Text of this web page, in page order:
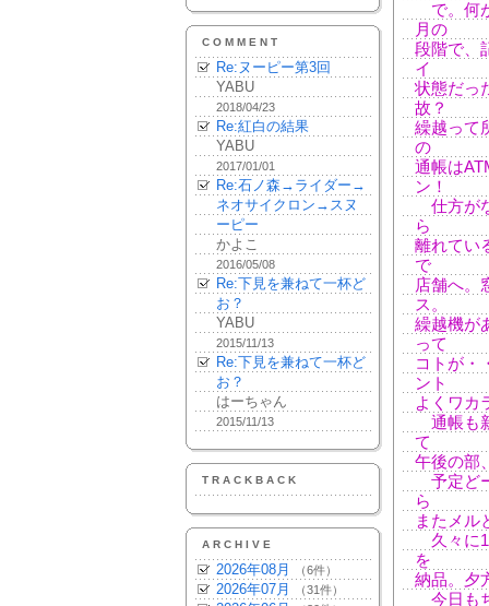
COMMENT
Re:ヌーピー第3回
YABU
2018/04/23
Re:紅白の結果
YABU
2017/01/01
Re:石ノ森→ライダー→
ネオサイクロン→スヌ
ーピー
かよこ
2016/05/08
Re:下見を兼ねて一杯ど
お？
YABU
2015/11/13
Re:下見を兼ねて一杯ど
お？
はーちゃん
2015/11/13
TRACKBACK
ARCHIVE
2026年08月 （6件）
2026年07月 （31件）
で。何
月の
段階で、
イ
状態だっ
故？
繰越って
の
通帳は
ン！
仕方が
ら
離れてい
で
店舗へ。
ス。
繰越機が
って
コトが・
ント
よくワカ
通帳も
て
午後の部
予定ど
ら
またメル
久々に1
を
納品。夕
今日も